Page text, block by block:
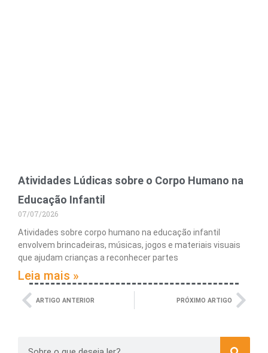
Atividades Lúdicas sobre o Corpo Humano na
Educação Infantil
07/07/2026
Atividades sobre corpo humano na educação infantil
envolvem brincadeiras, músicas, jogos e materiais visuais
que ajudam crianças a reconhecer partes
Leia mais »
ARTIGO ANTERIOR PRÓXIMO ARTIGO